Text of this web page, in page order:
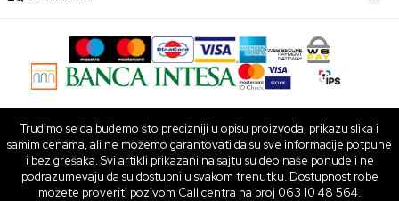
Trudimo se da budemo što precizniji u opisu proizvoda, prikazu slika i
samim cenama, ali ne možemo garantovati da su sve informacije potpune
i bez grešaka. Svi artikli prikazani na sajtu su deo naše ponude i ne
podrazumevaju da su dostupni u svakom trenutku. Dostupnost robe
možete proveriti pozivom Call centra na broj 063 10 48 564.